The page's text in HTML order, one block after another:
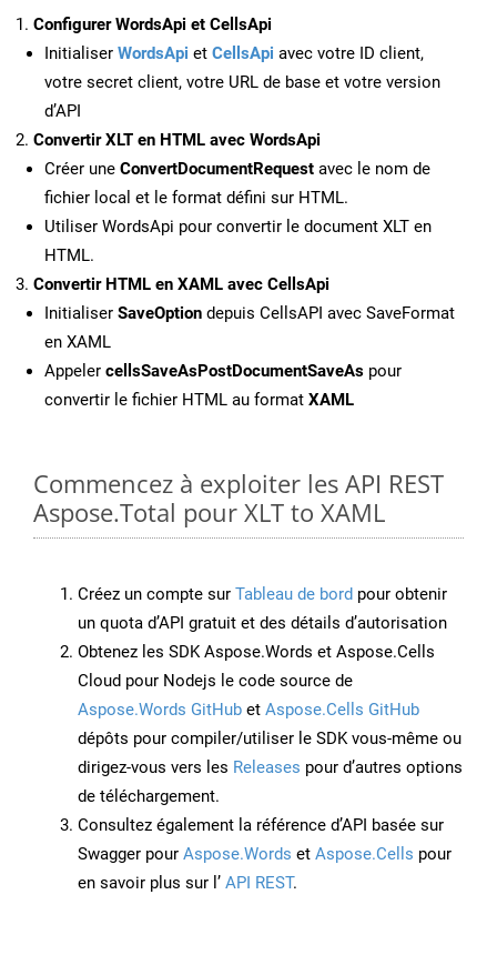
Configurer WordsApi et CellsApi
Initialiser WordsApi et CellsApi avec votre ID client,
votre secret client, votre URL de base et votre version
d’API
Convertir XLT en HTML avec WordsApi
Créer une ConvertDocumentRequest avec le nom de
fichier local et le format défini sur HTML.
Utiliser WordsApi pour convertir le document XLT en
HTML.
Convertir HTML en XAML avec CellsApi
Initialiser SaveOption depuis CellsAPI avec SaveFormat
en XAML
Appeler cellsSaveAsPostDocumentSaveAs pour
convertir le fichier HTML au format XAML
Commencez à exploiter les API REST
Aspose.Total pour XLT to XAML
Créez un compte sur Tableau de bord pour obtenir
un quota d’API gratuit et des détails d’autorisation
Obtenez les SDK Aspose.Words et Aspose.Cells
Cloud pour Nodejs le code source de
Aspose.Words GitHub et Aspose.Cells GitHub
dépôts pour compiler/utiliser le SDK vous-même ou
dirigez-vous vers les Releases pour d’autres options
de téléchargement.
Consultez également la référence d’API basée sur
Swagger pour Aspose.Words et Aspose.Cells pour
en savoir plus sur l’ API REST.